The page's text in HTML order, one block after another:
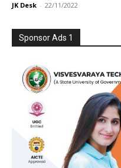
JK Desk - 22/11/2022
Sponsor Ads 1